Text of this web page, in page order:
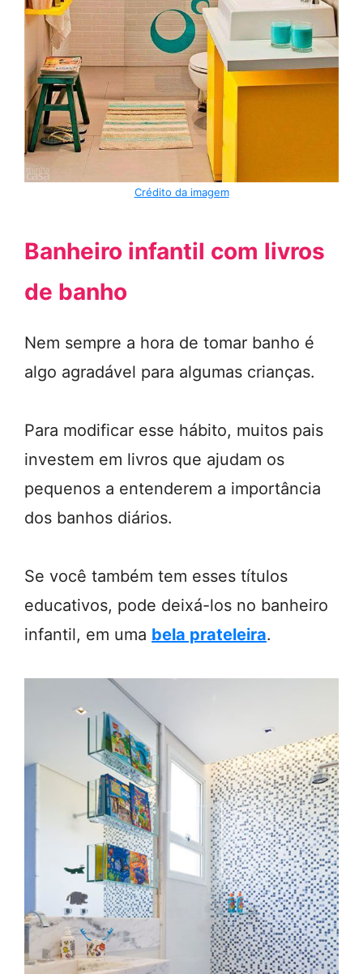
Crédito da imagem
Banheiro infantil com livros
de banho
Nem sempre a hora de tomar banho é
algo agradável para algumas crianças.
Para modificar esse hábito, muitos pais
investem em livros que ajudam os
pequenos a entenderem a importância
dos banhos diários.
Se você também tem esses títulos
educativos, pode deixá-los no banheiro
infantil, em uma bela prateleira.